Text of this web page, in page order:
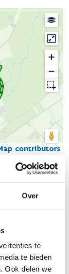
Over
te
te bieden
Ook delen we
contributors
de kasseiparking
parking is
destijds
vroom in t